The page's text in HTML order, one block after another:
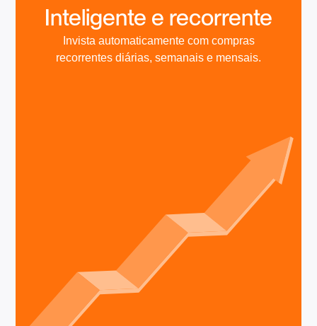
Inteligente e recorrente
Invista automaticamente com compras
recorrentes diárias, semanais e mensais.